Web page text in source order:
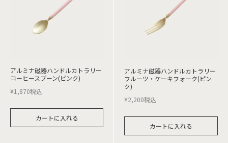
アルミナ磁器ハンドルカトラリー
コーヒースプーン(ピンク)
¥1,870税込
カートに入れる
アルミナ磁器ハンドルカトラリー
フルーツ・ケーキフォーク(ピン
ク)
¥2,200税込
カートに入れる